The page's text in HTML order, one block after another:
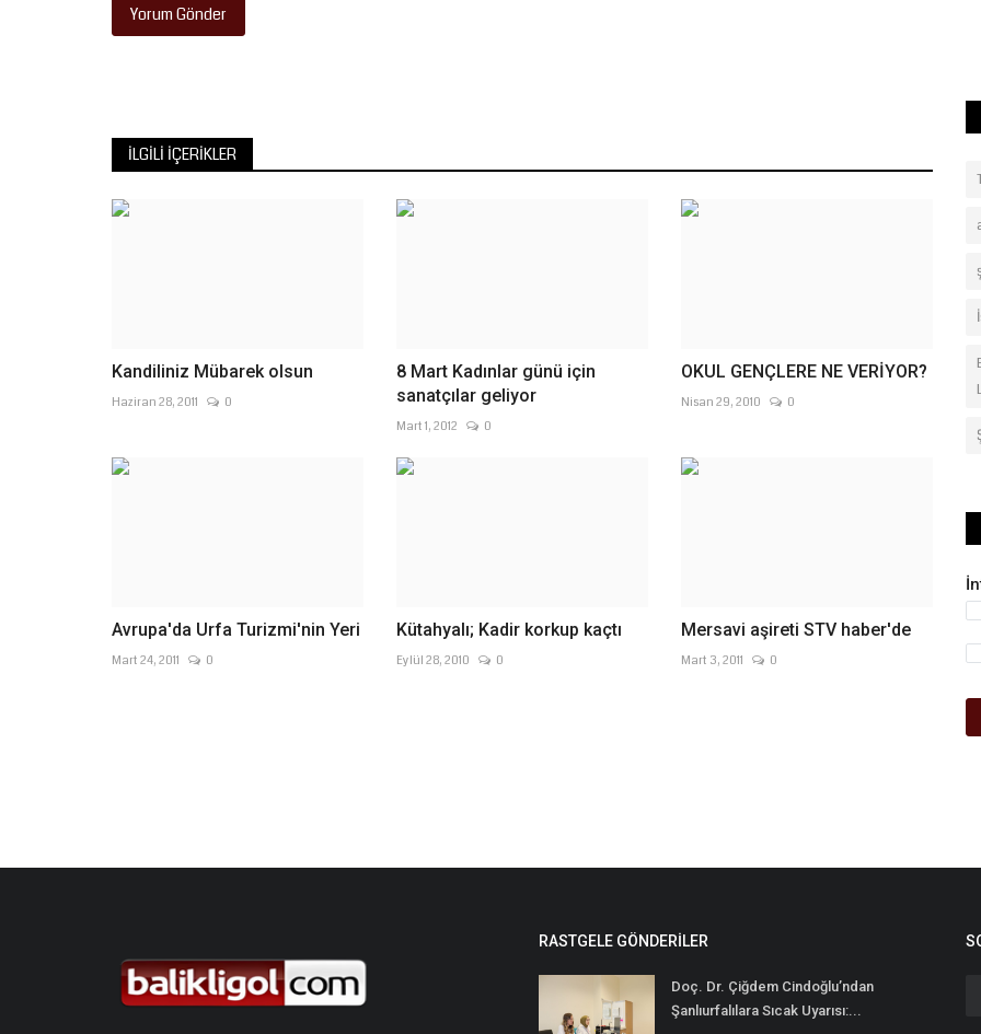
Yorum Gönder
İLGILI İÇERIKLER
Kandiliniz Mübarek olsun
Haziran 28, 2011 0
8 Mart Kadınlar günü için
sanatçılar geliyor
Mart 1, 2012 0
OKUL GENÇLERE NE VERİYOR?
Nisan 29, 2010 0
Avrupa'da Urfa Turizmi'nin Yeri
Mart 24, 2011 0
Kütahyalı; Kadir korkup kaçtı
Eylül 28, 2010 0
Mersavi aşireti STV haber'de
Mart 3, 2011 0
DEPSAŞ Enerji, tüm uyarılara ve sağlanan yapılandırma
kolaylıklarına rağmen yüz...
RASTGELE GÖNDERILER
Doç. Dr. Çiğdem Cindoğlu’ndan
Şanlıurfalılara Sıcak Uyarısı:...